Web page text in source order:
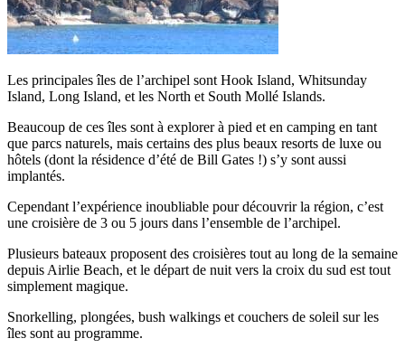
Les principales îles de l’archipel sont Hook Island, Whitsunday
Island, Long Island, et les North et South Mollé Islands.
Beaucoup de ces îles sont à explorer à pied et en camping en tant
que parcs naturels, mais certains des plus beaux resorts de luxe ou
hôtels (dont la résidence d’été de Bill Gates !) s’y sont aussi
implantés.
Cependant l’expérience inoubliable pour découvrir la région, c’est
une croisière de 3 ou 5 jours dans l’ensemble de l’archipel.
Plusieurs bateaux proposent des croisières tout au long de la semaine
depuis Airlie Beach, et le départ de nuit vers la croix du sud est tout
simplement magique.
Snorkelling, plongées, bush walkings et couchers de soleil sur les
îles sont au programme.